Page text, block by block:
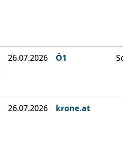
26.07.2026 Ö1
26.07.2026 krone.at